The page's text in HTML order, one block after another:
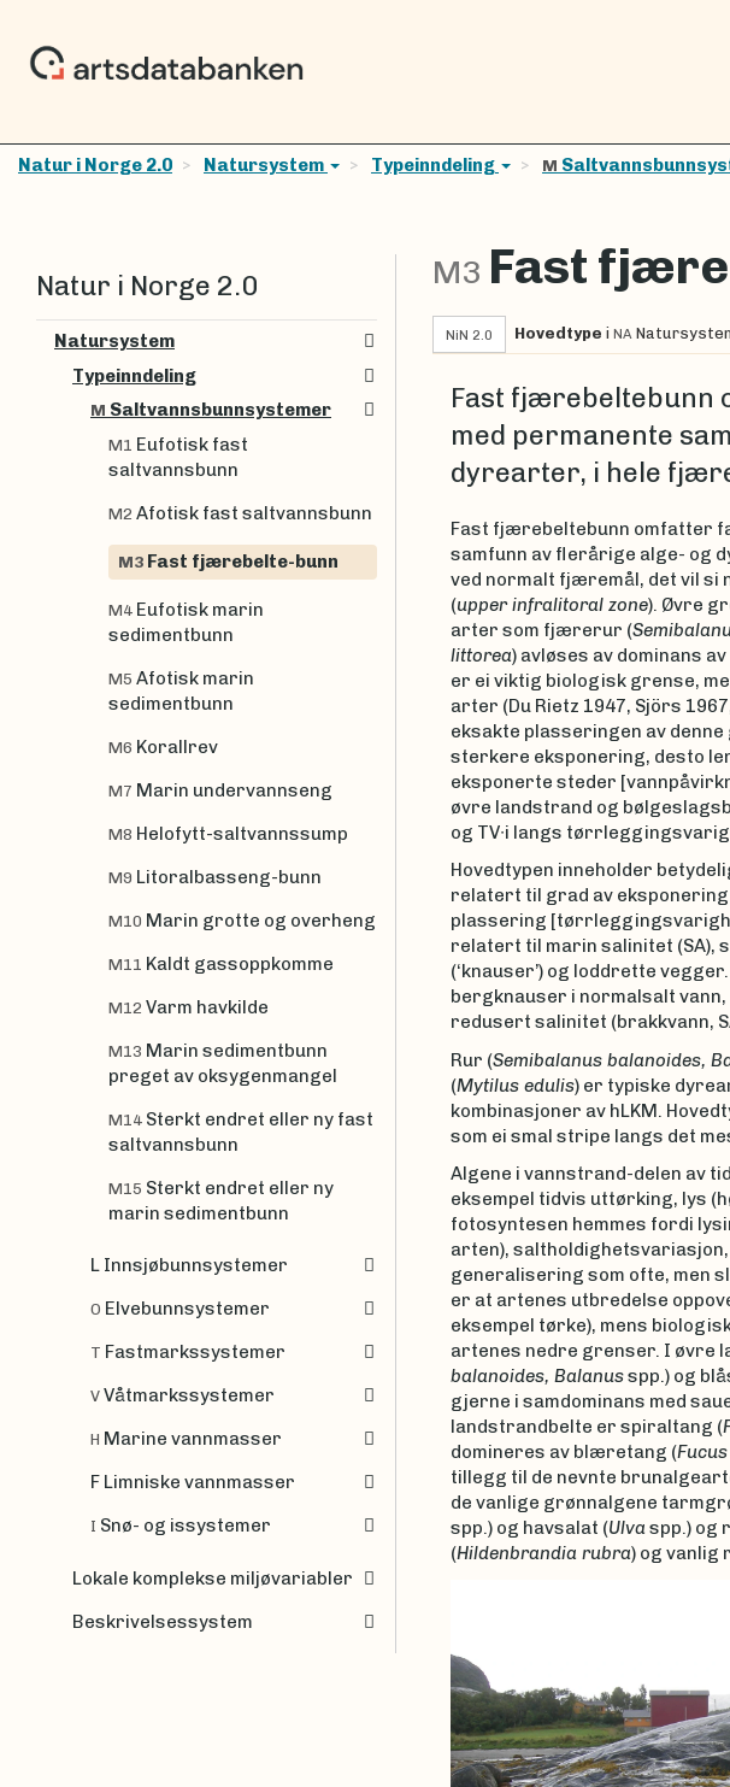
Natur i Norge 2.0 Natursystem Typeinndeling M
M3 Fast
NiN 2.0 Hovedtype i NA
Fast fjærebeltebunn
med permanente
dyrearter, i hele
Fast fjærebeltebunn omfatter
samfunn av flerårige alge- og
ved normalt fjæremål, det vil si
(upper infralitoral zone). Øvre
arter som fjærerur (
littorea) avløses av dominans
er ei viktig biologisk grense,
arter (Du Rietz 1947, Sjörs
eksakte plasseringen av
sterkere eksponering, desto
eksponerte steder
øvre landstrand og
og TV∙i langs
Hovedtypen inneholder
relatert til grad av
plassering
relatert til marin salinitet (SA),
(‘knauser’) og loddrette
bergknauser i normalsalt
redusert salinitet (brakkvann,
Rur (Semibalanus balanoides,
(Mytilus edulis) er typiske
kombinasjoner av hLKM.
som ei smal stripe langs det
Algene i vannstrand-delen av
eksempel tidvis uttørking, lys
fotosyntesen hemmes fordi
arten),
generalisering som ofte, men
er at artenes utbredelse
eksempel tørke), mens
artenes nedre grenser. I øvre
balanoides, Balanusspp.) og
gjerne i samdominans med
landstrandbelte er spiraltang (
domineres av blæretang (
tillegg til de nevnte
de vanlige grønnalgene
spp.) og havsalat (Ulvaspp.) og
(Hildenbrandia rubra) og vanlig
Natur i Norge 2.0
Natursystem
Typeinndeling
M Saltvannsbunnsystemer
M1 Eufotisk fast
saltvannsbunn
M2 Afotisk fast saltvannsbunn
M3 Fast fjærebelte-bunn
M4 Eufotisk marin
sedimentbunn
M5 Afotisk marin
sedimentbunn
M6 Korallrev
M7 Marin undervannseng
M8 Helofytt-saltvannssump
M9 Litoralbasseng-bunn
M10 Marin grotte og overheng
M11 Kaldt gassoppkomme
M12 Varm havkilde
M13 Marin sedimentbunn
preget av oksygenmangel
M14 Sterkt endret eller ny fast
saltvannsbunn
M15 Sterkt endret eller ny
marin sedimentbunn
L Innsjøbunnsystemer
O Elvebunnsystemer
T Fastmarkssystemer
V Våtmarkssystemer
H Marine vannmasser
F Limniske vannmasser
I Snø- og issystemer
Lokale komplekse miljøvariabler
Beskrivelsessystem